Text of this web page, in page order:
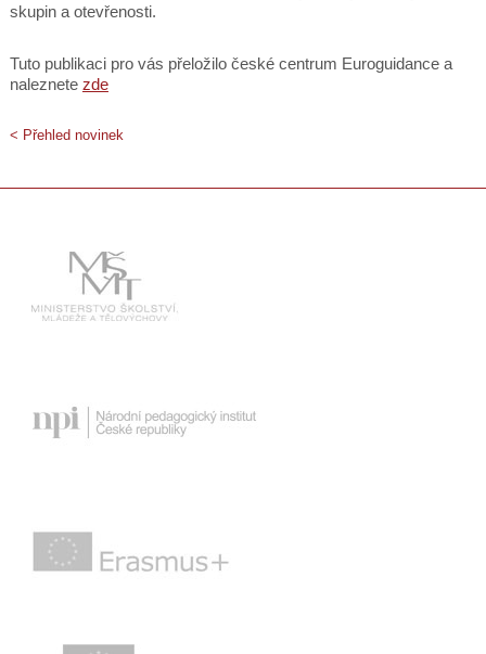
skupin a otevřenosti.
Tuto publikaci pro vás přeložilo české centrum Euroguidance a
naleznete zde
< Přehled novinek